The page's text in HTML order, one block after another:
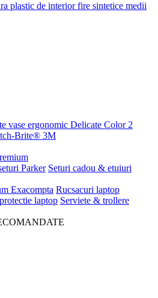
plastic de interior fire sintetice medii
vase ergonomic Delicate Color 2
Brite® 3M
Parker Seturi cadou & etuiuri
Exacompta Rucsacuri laptop
laptop Serviete & trollere